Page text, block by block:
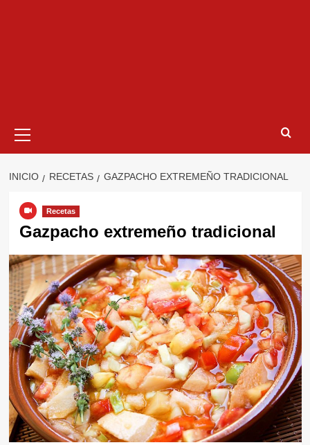
primario
INICIO RECETAS GAZPACHO EXTREMEÑO TRADICIONAL
Recetas
Gazpacho extremeño tradicional